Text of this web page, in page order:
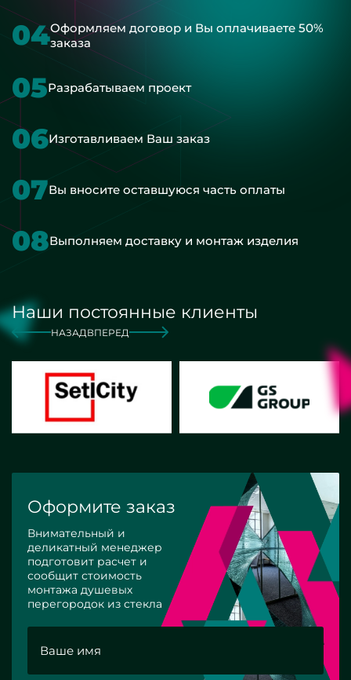
04Оформляем договор и Вы оплачиваете 50%
заказа
05Разрабатываем проект
06Изготавливаем Ваш заказ
07Вы вносите оставшуюся часть оплаты
08Выполняем доставку и монтаж изделия
Наши постоянные клиенты
НАЗАД ВПЕРЕД
Оформите заказ
Внимательный и
деликатный менеджер
подготовит расчет и
сообщит стоимость
монтажа душевых
перегородок из стекла